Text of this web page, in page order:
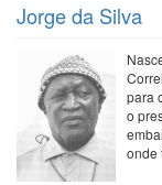
Jorge da Silva
para
o
onde